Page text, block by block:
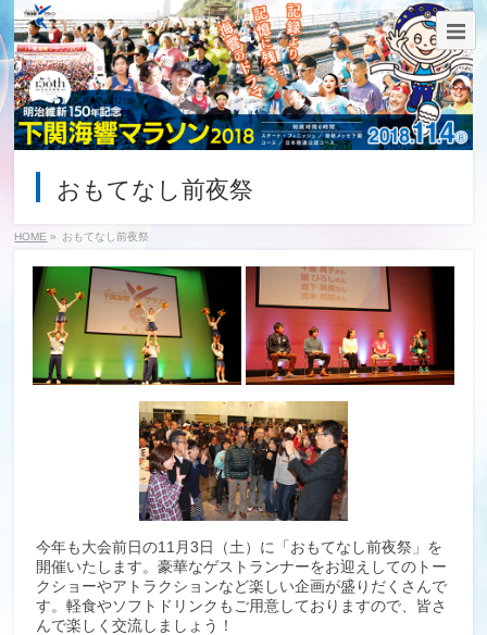
おもてなし前夜祭
HOME » おもてなし前夜祭
今年も大会前日の11月3日（土）に「おもてなし前夜祭」を
開催いたします。豪華なゲストランナーをお迎えしてのトー
クショーやアトラクションなど楽しい企画が盛りだくさんで
す。軽食やソフトドリンクもご用意しておりますので、皆さ
んで楽しく交流しましょう！